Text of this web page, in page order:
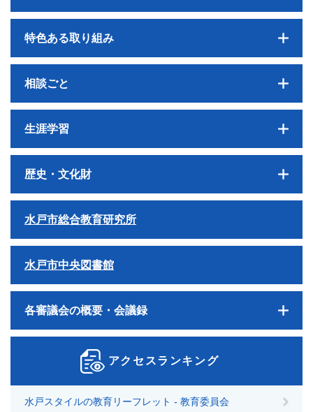
特色ある取り組み
相談ごと
生涯学習
歴史・文化財
水戸市総合教育研究所
水戸市中央図書館
各審議会の概要・会議録
アクセスランキング
水戸スタイルの教育リーフレット - 教育委員会